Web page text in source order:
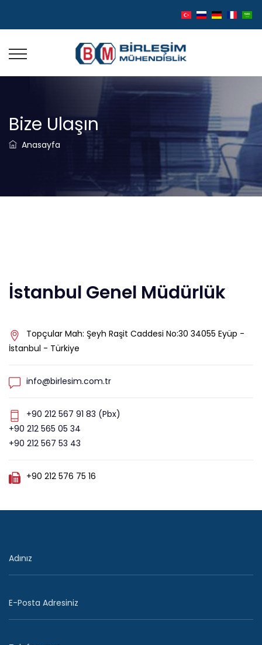
Bize Ulaşın
Anasayfa
İstanbul Genel Müdürlük
Topçular Mah: Şeyh Raşit Caddesi No:30 34055 Eyüp -
İstanbul - Türkiye
info@birlesim.com.tr
+90 212 567 91 83 (Pbx)
+90 212 565 05 34
+90 212 567 53 43
+90 212 576 75 16